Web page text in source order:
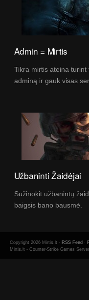
Admin = Mirtis
Tikra mirtis ateina
adminą ir gauk visas
Užbaninti Žaidėjai
Sužinokit užbanintų
baigsis bano bausmė.
Copyright 2026 Mirtis.lt · RSS Feed ·
Mirtis.lt - Counter-Strike Games